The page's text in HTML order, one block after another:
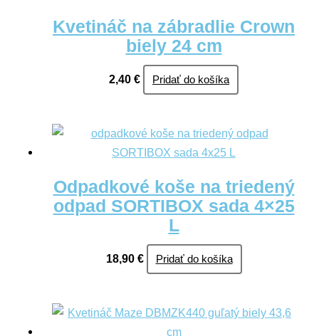
Kvetináč na zábradlie Crown
biely 24 cm
2,40 € Pridať do košíka
Odpadkové koše na triedený
odpad SORTIBOX sada 4×25
L
18,90 € Pridať do košíka